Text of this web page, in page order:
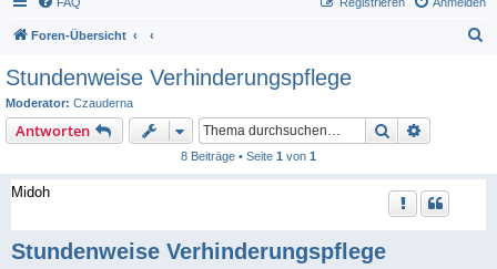
Foren-Übersicht
Stundenweise Verhinderungspflege
Moderator: Czauderna
Antworten Suche
8 Beiträge • Seite 1 von 1
Midoh
Stundenweise Verhinderungspflege